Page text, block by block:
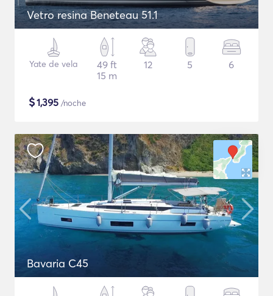
Vetro resina Beneteau 51.1
Yate de vela
49 ft
15 m
12 5 6
$1,395 /noche
Bavaria C45